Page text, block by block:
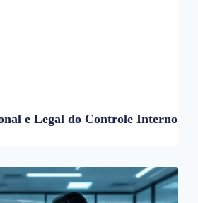
e Legal do Controle Interno